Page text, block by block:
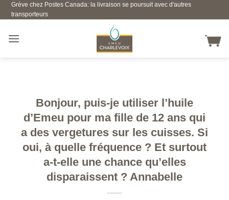
Skip
to
Grève chez Postes Canada: la livraison se poursuit avec d'autres
transporteurs
Bonjour, puis-je utiliser l’huile
d’Emeu pour ma fille de 12 ans qui
a des vergetures sur les cuisses. Si
oui, à quelle fréquence ? Et surtout
a-t-elle une chance qu’elles
disparaissent ? Annabelle